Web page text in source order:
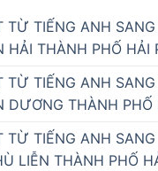
TỪ TIẾNG ANH
HẢI THÀNH PHỐ HẢI
TỪ TIẾNG ANH
DƯƠNG THÀNH PHỐ
TỪ TIẾNG ANH
LIỄN THÀNH PHỐ